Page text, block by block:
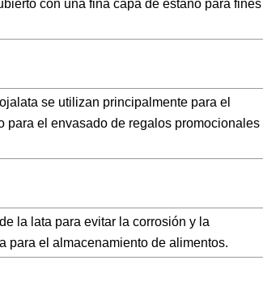
con una fina capa de estaño para fines
se utilizan principalmente para el
para el envasado de regalos promocionales
la lata para evitar la corrosión y la
para el almacenamiento de alimentos.